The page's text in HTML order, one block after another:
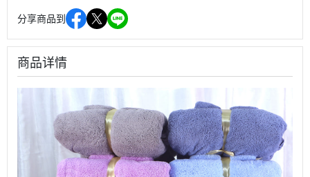
分享商品到
商品详情